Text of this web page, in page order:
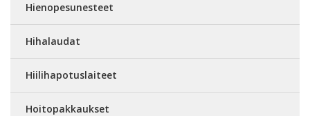
Hienopesunesteet
Hihalaudat
Hiilihapotuslaiteet
Hoitopakkaukset